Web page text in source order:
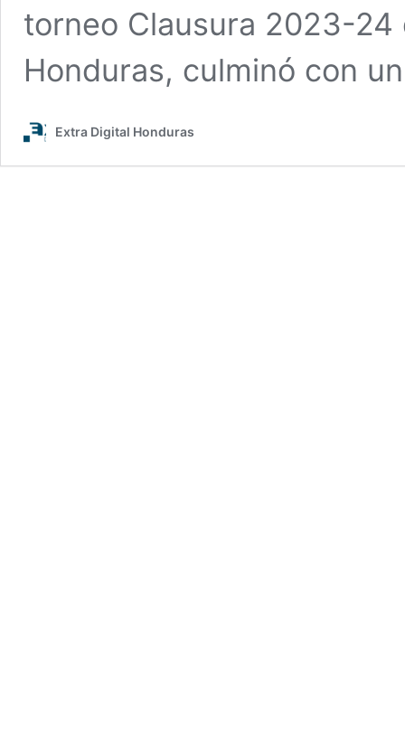
torneo Clausura 2023-24
Honduras, culminó con
Extra Digital Honduras